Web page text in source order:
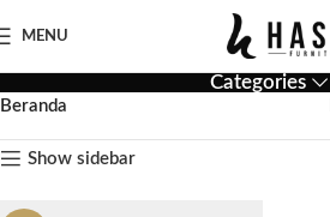
MENU
Categories
Beranda
Show sidebar